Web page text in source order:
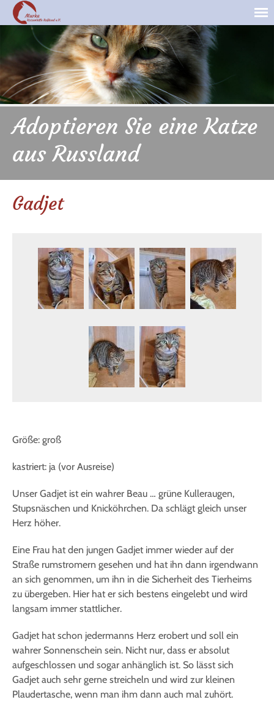
Adoptieren Sie eine Katze
aus Russland
Gadjet
Größe: groß
kastriert: ja (vor Ausreise)
Unser Gadjet ist ein wahrer Beau … grüne Kulleraugen,
Stupsnäschen und Knicköhrchen. Da schlägt gleich unser
Herz höher.
Eine Frau hat den jungen Gadjet immer wieder auf der
Straße rumstromern gesehen und hat ihn dann irgendwann
an sich genommen, um ihn in die Sicherheit des Tierheims
zu übergeben. Hier hat er sich bestens eingelebt und wird
langsam immer stattlicher.
Gadjet hat schon jedermanns Herz erobert und soll ein
wahrer Sonnenschein sein. Nicht nur, dass er absolut
aufgeschlossen und sogar anhänglich ist. So lässt sich
Gadjet auch sehr gerne streicheln und wird zur kleinen
Plaudertasche, wenn man ihm dann auch mal zuhört.